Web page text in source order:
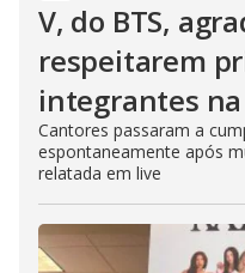
V, do BTS,
respeitarem
integrantes
Cantores passaram a
espontaneamente após
relatada em live